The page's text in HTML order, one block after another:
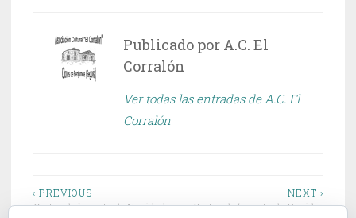
Publicado por A.C. El
Corralón
Ver todas las entradas de A.C. El
Corralón
Navegación
‹ PREVIOUS
Sorteo de la cesta de Navidad en
NEXT ›
Sorteo de la cesta de Navidad